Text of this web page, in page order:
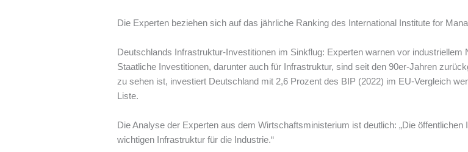
Die Experten beziehen sich auf das jährliche Ranking des International Institute for
Deutschlands Infrastruktur-Investitionen im Sinkflug: Experten warnen vor industriellem
Staatliche Investitionen, darunter auch für Infrastruktur, sind seit den 90er-Jahren
zu sehen ist, investiert Deutschland mit 2,6 Prozent des BIP (2022) im EU-Vergleich
Liste.
Die Analyse der Experten aus dem Wirtschaftsministerium ist deutlich: „Die
wichtigen Infrastruktur für die Industrie.“